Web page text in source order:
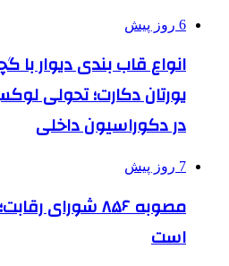
6 روز پیش
انواع قاب بندی دیوار
یورتان دکارت؛ تحولی
در دکوراسیون داخلی
7 روز پیش
مصوبه ۸۵۶ شورای
است